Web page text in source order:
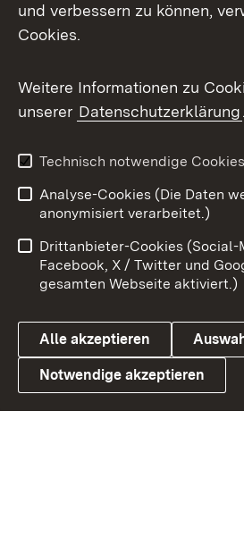
Facebook
X / Twitter
Youtube
Link zum Landesportal
Impressum
Barrierefreiheit
Cookies
und verbessern zu können,
Cookies.
Weitere Informationen zu
unserer Datenschutzerklärung.
Technisch notwendige Cookies
Analyse-Cookies (Die Daten
anonymisiert verarbeitet.)
Drittanbieter-Cookies (Social-
Facebook, X / Twitter und
gesamten Webseite aktiviert.)
Alle akzeptieren
Notwendige akzeptieren